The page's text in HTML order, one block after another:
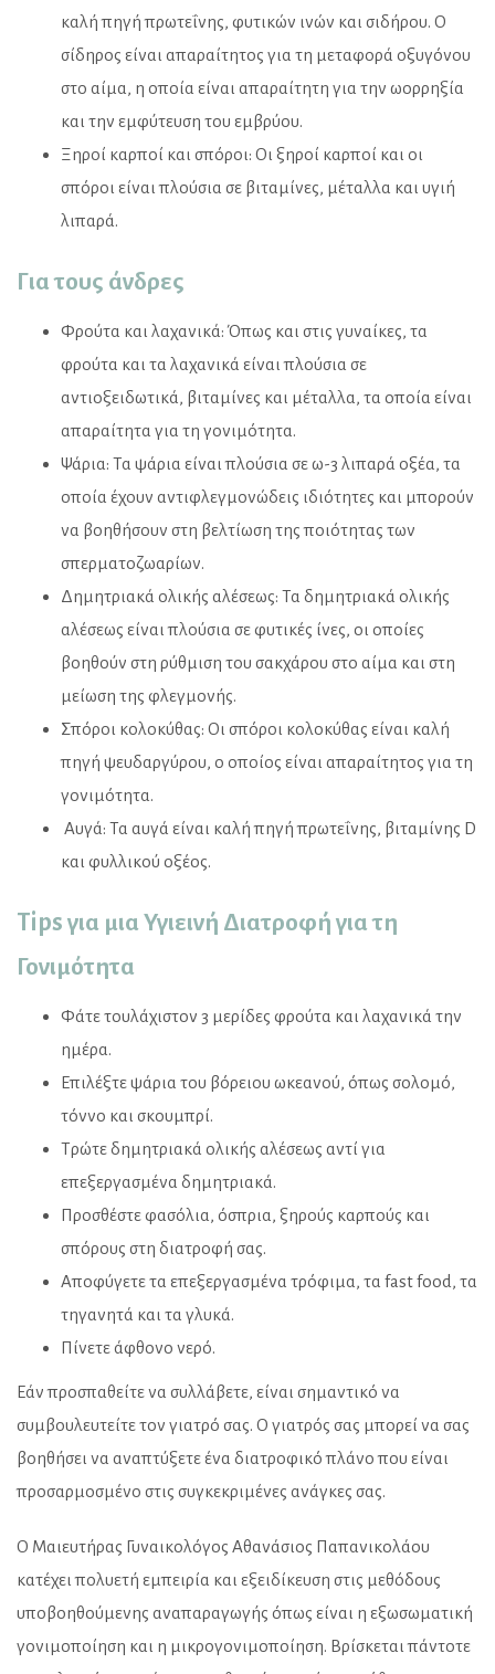
καλή πηγή πρωτεΐνης, φυτικών ινών και σιδήρου. Ο
σίδηρος είναι απαραίτητος για τη μεταφορά οξυγόνου
στο αίμα, η οποία είναι απαραίτητη για την ωορρηξία
και την εμφύτευση του εμβρύου.
Ξηροί καρποί και σπόροι: Οι ξηροί καρποί και οι
σπόροι είναι πλούσια σε βιταμίνες, μέταλλα και υγιή
λιπαρά.
Για τους άνδρες
Φρούτα και λαχανικά: Όπως και στις γυναίκες, τα
φρούτα και τα λαχανικά είναι πλούσια σε
αντιοξειδωτικά, βιταμίνες και μέταλλα, τα οποία είναι
απαραίτητα για τη γονιμότητα.
Ψάρια: Τα ψάρια είναι πλούσια σε ω-3 λιπαρά οξέα, τα
οποία έχουν αντιφλεγμονώδεις ιδιότητες και μπορούν
να βοηθήσουν στη βελτίωση της ποιότητας των
σπερματοζωαρίων.
Δημητριακά ολικής αλέσεως: Τα δημητριακά ολικής
αλέσεως είναι πλούσια σε φυτικές ίνες, οι οποίες
βοηθούν στη ρύθμιση του σακχάρου στο αίμα και στη
μείωση της φλεγμονής.
Σπόροι κολοκύθας: Οι σπόροι κολοκύθας είναι καλή
πηγή ψευδαργύρου, ο οποίος είναι απαραίτητος για τη
γονιμότητα.
Αυγά: Τα αυγά είναι καλή πηγή πρωτεΐνης, βιταμίνης D
και φυλλικού οξέος.
Tips για μια Υγιεινή Διατροφή για τη
Γονιμότητα
Φάτε τουλάχιστον 3 μερίδες φρούτα και λαχανικά την
ημέρα.
Επιλέξτε ψάρια του βόρειου ωκεανού, όπως σολομό,
τόννο και σκουμπρί.
Τρώτε δημητριακά ολικής αλέσεως αντί για
επεξεργασμένα δημητριακά.
Προσθέστε φασόλια, όσπρια, ξηρούς καρπούς και
σπόρους στη διατροφή σας.
Αποφύγετε τα επεξεργασμένα τρόφιμα, τα fast food, τα
τηγανητά και τα γλυκά.
Πίνετε άφθονο νερό.
Εάν προσπαθείτε να συλλάβετε, είναι σημαντικό να
συμβουλευτείτε τον γιατρό σας. Ο γιατρός σας μπορεί να σας
βοηθήσει να αναπτύξετε ένα διατροφικό πλάνο που είναι
προσαρμοσμένο στις συγκεκριμένες ανάγκες σας.
Ο Μαιευτήρας Γυναικολόγος Αθανάσιος Παπανικολάου
κατέχει πολυετή εμπειρία και εξειδίκευση στις μεθόδους
υποβοηθούμενης αναπαραγωγής όπως είναι η εξωσωματική
γονιμοποίηση και η μικρογονιμοποίηση. Βρίσκεται πάντοτε